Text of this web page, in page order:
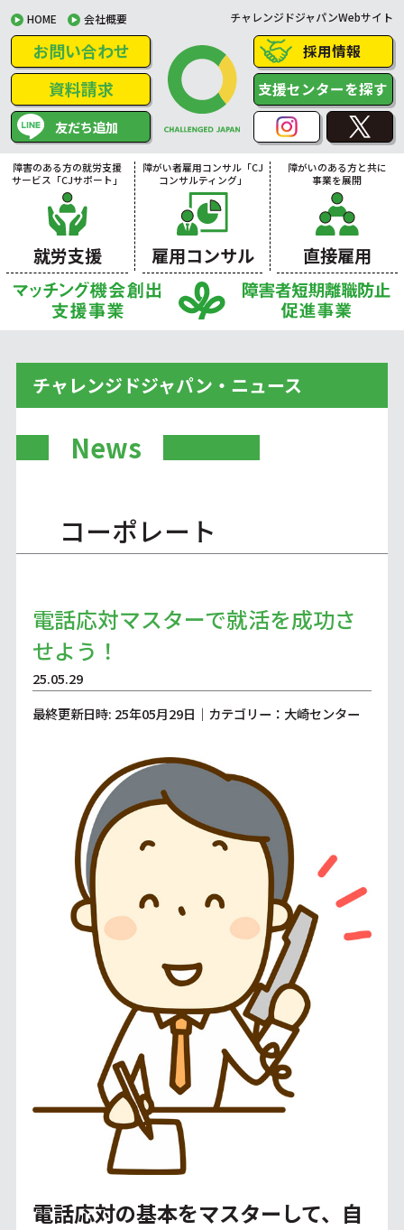
HOME 会社概要 チャレンジドジャパンWebサイト
お問い合わせ
資料請求
友だち追加
採用情報
支援センターを探す
障害のある方の就労支援
サービス「CJサポート」
就労支援
障がい者雇用コンサル「CJ
コンサルティング」
雇用コンサル
障がいのある方と共に
事業を展開
直接雇用
チャレンジドジャパン・ニュース
News
コーポレート
電話応対マスターで就活を成功さ
せよう！
25.05.29
最終更新日時: 25年05月29日｜カテゴリー：大崎センター
電話応対の基本をマスターして、自